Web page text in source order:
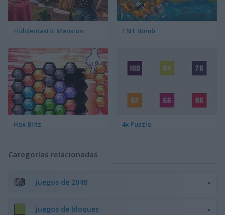
Hiddentastic Mansion TNT Bomb
Hex Blitz 4x Puzzle
Categorías relacionadas
juegos de 2048
juegos de bloques